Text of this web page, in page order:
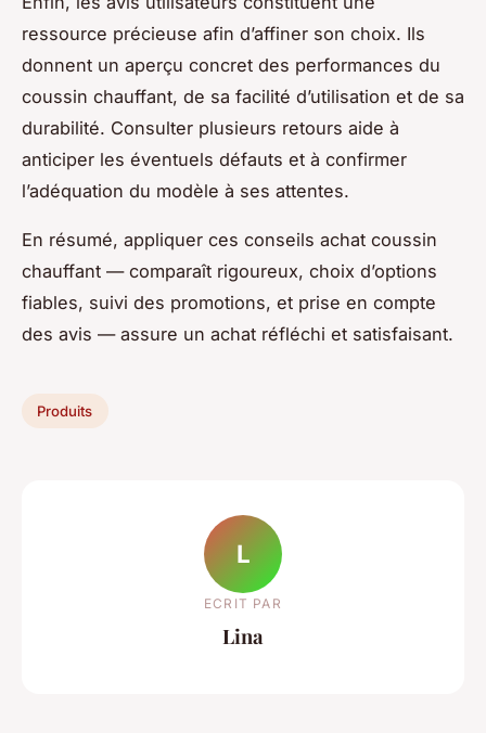
ressource précieuse afin d’affiner son choix. Ils
donnent un aperçu concret des performances du
coussin chauffant, de sa facilité d’utilisation et de sa
durabilité. Consulter plusieurs retours aide à
anticiper les éventuels défauts et à confirmer
l’adéquation du modèle à ses attentes.
En résumé, appliquer ces conseils achat coussin
chauffant — comparaît rigoureux, choix d’options
fiables, suivi des promotions, et prise en compte
des avis — assure un achat réfléchi et satisfaisant.
Produits
L
ECRIT PAR
Lina